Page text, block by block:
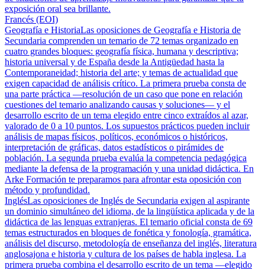
exposición oral sea brillante.
Francés (EOI)
Geografía e HistoriaLas oposiciones de Geografía e Historia de
Secundaria comprenden un temario de 72 temas organizado en
cuatro grandes bloques: geografía física, humana y descriptiva;
historia universal y de España desde la Antigüedad hasta la
Contemporaneidad; historia del arte; y temas de actualidad que
exigen capacidad de análisis crítico. La primera prueba consta de
una parte práctica —resolución de un caso que pone en relación
cuestiones del temario analizando causas y soluciones— y el
desarrollo escrito de un tema elegido entre cinco extraídos al azar,
valorado de 0 a 10 puntos. Los supuestos prácticos pueden incluir
análisis de mapas físicos, políticos, económicos o históricos,
interpretación de gráficas, datos estadísticos o pirámides de
población. La segunda prueba evalúa la competencia pedagógica
mediante la defensa de la programación y una unidad didáctica. En
Arke Formación te preparamos para afrontar esta oposición con
método y profundidad.
InglésLas oposiciones de Inglés de Secundaria exigen al aspirante
un dominio simultáneo del idioma, de la lingüística aplicada y de la
didáctica de las lenguas extranjeras. El temario oficial consta de 69
temas estructurados en bloques de fonética y fonología, gramática,
análisis del discurso, metodología de enseñanza del inglés, literatura
anglosajona e historia y cultura de los países de habla inglesa. La
primera prueba combina el desarrollo escrito de un tema —elegido